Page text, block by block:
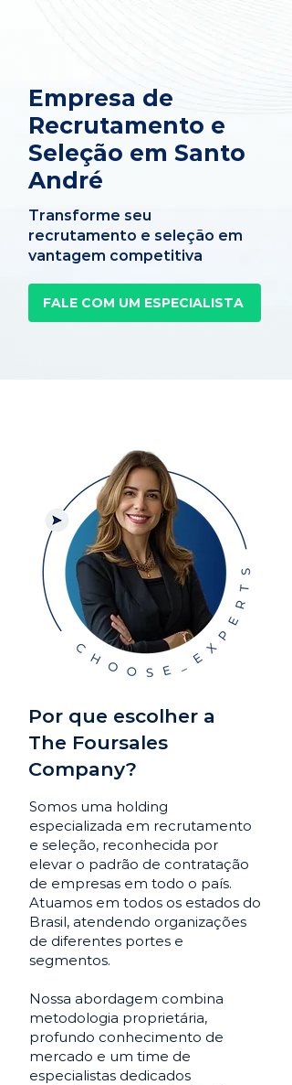
Empresa de
Recrutamento e
Seleção em Santo
André
Transforme seu
recrutamento e seleção em
vantagem competitiva
FALE COM UM ESPECIALISTA
Por que escolher a
The Foursales
Company?
Somos uma holding
especializada em recrutamento
e seleção, reconhecida por
elevar o padrão de contratação
de empresas em todo o país.
Atuamos em todos os estados do
Brasil, atendendo organizações
de diferentes portes e
segmentos.
Nossa abordagem combina
metodologia proprietária,
profundo conhecimento de
mercado e um time de
especialistas dedicados